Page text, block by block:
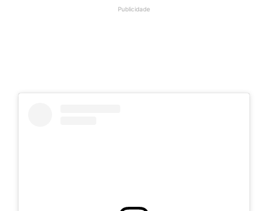
Publicidade